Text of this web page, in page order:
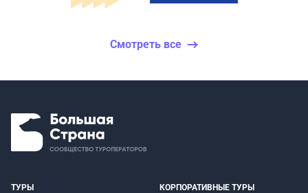
Смотреть все
ТУРЫ КОРПОРАТИВНЫЕ ТУРЫ